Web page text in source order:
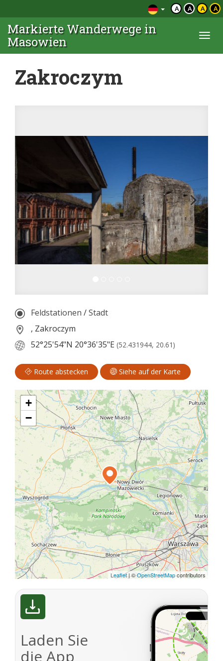
A A A A
Markierte Wanderwege in
Masowien
Zakroczym
Feldstationen /Stadt
, Zakroczym
52°25'54"N 20°36'35"E (52.431944, 20.61)
Route abstecken Siehe auf der Karte
+
−
Leaflet|©OpenStreetMapcontributors
Laden Sie
die App